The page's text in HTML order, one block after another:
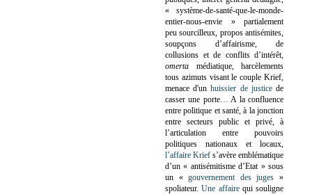
« système-de-santé-que-le-monde-
entier-nous-envie » partialement
peu sourcilleux, propos antisémites,
soupçons d’affairisme, de
collusions et de conflits d’intérêt,
omerta médiatique, harcèlements
tous azimuts visant le couple Krief,
menace d'unhuissier de justicede
casser une porte… A la confluence
entre politique et santé, à la jonction
entre secteurs public et privé, à
l’articulation entre pouvoirs
politiques nationaux et locaux,
l’affaire Krief s’avère emblématique
d’un « antisémitisme d’Etat » sous
un «gouvernement des juges »
spoliateur.Une affairequi souligne